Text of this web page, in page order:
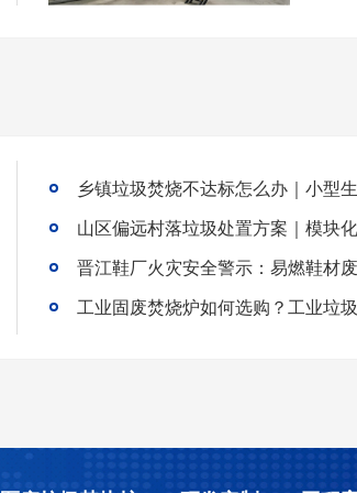
工业固废焚烧炉如何选购？工业垃